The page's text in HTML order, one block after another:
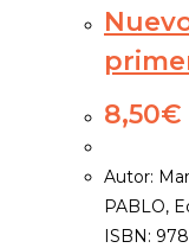
8,50€
Autor:
PABLO,
ISBN: